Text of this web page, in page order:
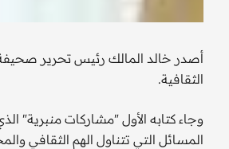
أصدر خالد المالك رئيس تحرير
الثقافية.
وجاء كتابه الأول "مشاركات منبرية"
المسائل التي تتناول الهم الثقافي